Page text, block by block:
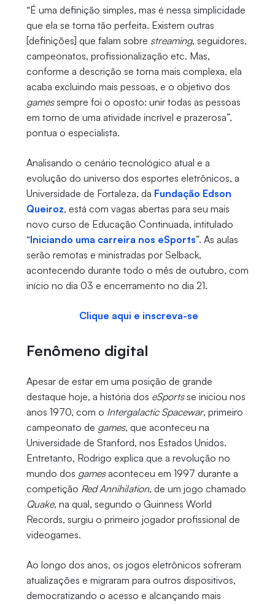
“É uma definição simples, mas é nessa simplicidade
que ela se torna tão perfeita. Existem outras
[definições] que falam sobre streaming, seguidores,
campeonatos, profissionalização etc. Mas,
conforme a descrição se torna mais complexa, ela
acaba excluindo mais pessoas, e o objetivo dos
gamessempre foi o oposto: unir todas as pessoas
em torno de uma atividade incrível e prazerosa”,
pontua o especialista.
Analisando o cenário tecnológico atual e a
evolução do universo dos esportes eletrônicos, a
Universidade de Fortaleza, da Fundação Edson
Queiroz, está com vagas abertas para seu mais
novo curso de Educação Continuada, intitulado
“Iniciando uma carreira nos eSports”. As aulas
serão remotas e ministradas por Selback,
acontecendo durante todo o mês de outubro, com
início no dia 03 e encerramento no dia 21.
Clique aqui e inscreva-se
Fenômeno digital
Apesar de estar em uma posição de grande
destaque hoje, a história dos eSportsse iniciou nos
anos 1970, com o Intergalactic Spacewar, primeiro
campeonato de games, que aconteceu na
Universidade de Stanford, nos Estados Unidos.
Entretanto, Rodrigo explica que a revolução no
mundo dos gamesaconteceu em 1997 durante a
competição Red Annihilation, de um jogo chamado
Quake, na qual, segundo o Guinness World
Records, surgiu o primeiro jogador profissional de
videogames.
Ao longo dos anos, os jogos eletrônicos sofreram
atualizações e migraram para outros dispositivos,
democratizando o acesso e alcançando mais